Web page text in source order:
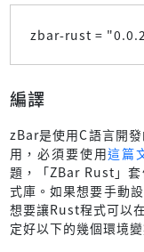
zbar-rust = "
編譯
zBar是使用C語言開
用，必須要使用這篇
題，「ZBar Rust」
式庫。如果想要手動
想要讓Rust程式可以
定好以下的幾個環境變